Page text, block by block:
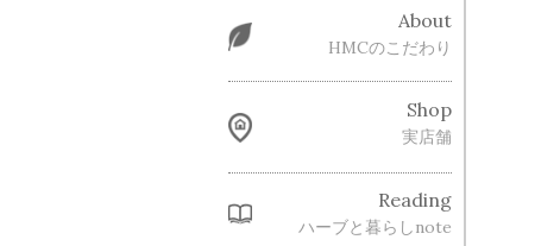
About
HMCのこだわり
Shop
実店舗
Reading
ハーブと暮らしnote